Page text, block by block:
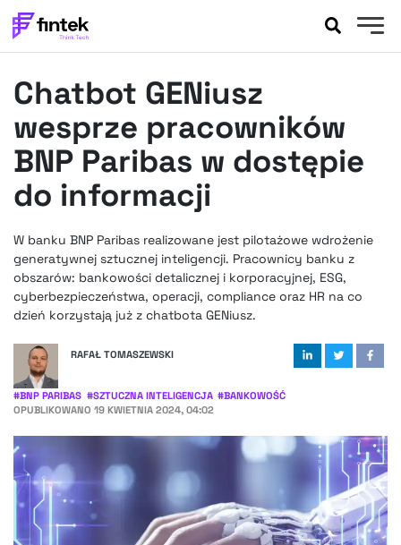
BANKOWOŚĆ
FELIETONY
WYWIADY
LEGAL
FINTEKEXTRA
OKIEM EKSPERTA
Chatbot GENiusz
wesprze pracowników
BNP Paribas w dostępie
do informacji
W banku BNP Paribas realizowane jest pilotażowe wdrożenie
generatywnej sztucznej inteligencji. Pracownicy banku z
obszarów: bankowości detalicznej i korporacyjnej, ESG,
cyberbezpieczeństwa, operacji, compliance oraz HR na co
dzień korzystają już z chatbota GENiusz.
RAFAŁ TOMASZEWSKI
#BNP PARIBAS #SZTUCZNA INTELIGENCJA #BANKOWOŚĆ
OPUBLIKOWANO 19 KWIETNIA 2024, 04:02